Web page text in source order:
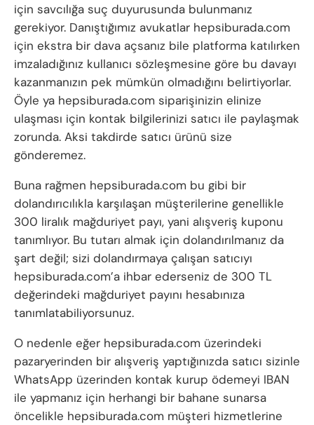
için savcılığa suç duyurusunda bulunmanız
gerekiyor. Danıştığımız avukatlar hepsiburada.com
için ekstra bir dava açsanız bile platforma katılırken
imzaladığınız kullanıcı sözleşmesine göre bu davayı
kazanmanızın pek mümkün olmadığını belirtiyorlar.
Öyle ya hepsiburada.com siparişinizin elinize
ulaşması için kontak bilgilerinizi satıcı ile paylaşmak
zorunda. Aksi takdirde satıcı ürünü size
gönderemez.
Buna rağmen hepsiburada.com bu gibi bir
dolandırıcılıkla karşılaşan müşterilerine genellikle
300 liralık mağduriyet payı, yani alışveriş kuponu
tanımlıyor. Bu tutarı almak için dolandırılmanız da
şart değil; sizi dolandırmaya çalışan satıcıyı
hepsiburada.com’a ihbar ederseniz de 300 TL
değerindeki mağduriyet payını hesabınıza
tanımlatabiliyorsunuz.
O nedenle eğer hepsiburada.com üzerindeki
pazaryerinden bir alışveriş yaptığınızda satıcı sizinle
WhatsApp üzerinden kontak kurup ödemeyi IBAN
ile yapmanız için herhangi bir bahane sunarsa
öncelikle hepsiburada.com müşteri hizmetlerine